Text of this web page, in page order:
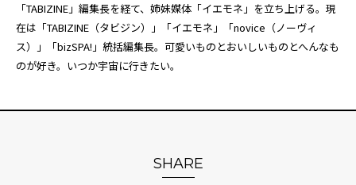
「TABIZINE」編集長を経て、姉妹媒体「イエモネ 」を立ち上げる。現
在は「TABIZINE（タビジン）」「イエモネ」「novice（ノーヴィ
ス）」「bizSPA!」統括編集長。可愛いものとおいしいものとへんなも
のが好き。いつか宇宙に行きたい。
SHARE